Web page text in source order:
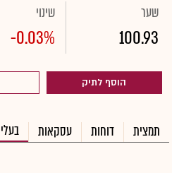
שער
100.93
שינוי
-0.03%
הוסף לתיק
תמצית דוחות עסקאות